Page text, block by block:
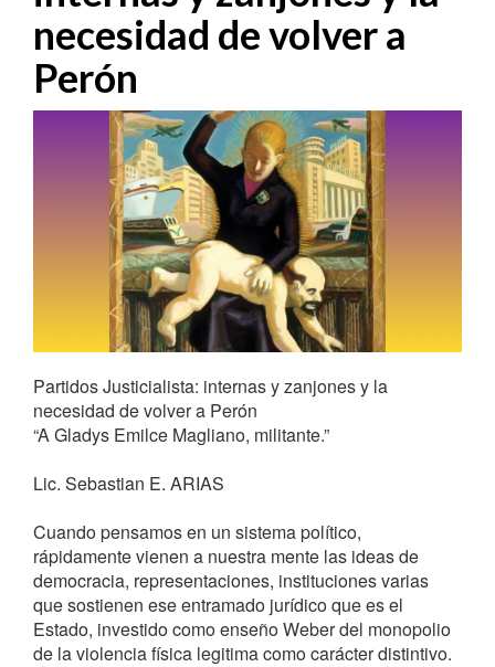
necesidad de volver a
Perón
Partidos Justicialista: internas y zanjones y la
necesidad de volver a Perón
“A Gladys Emilce Magliano, militante.”
Lic. Sebastian E. ARIAS
Cuando pensamos en un sistema político,
rápidamente vienen a nuestra mente las ideas de
democracia, representaciones, instituciones varias
que sostienen ese entramado jurídico que es el
Estado, investido como enseño Weber del monopolio
de la violencia física legitima como carácter distintivo.